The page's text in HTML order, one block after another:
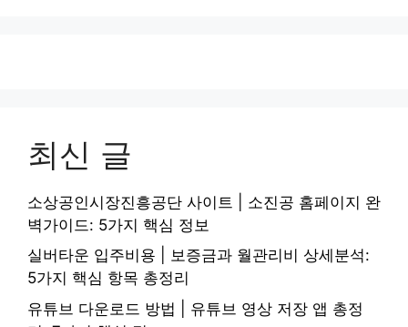
최신 글
소상공인시장진흥공단 사이트 | 소진공 홈페이지 완
벽가이드: 5가지 핵심 정보
실버타운 입주비용 | 보증금과 월관리비 상세분석:
5가지 핵심 항목 총정리
유튜브 다운로드 방법 | 유튜브 영상 저장 앱 총정